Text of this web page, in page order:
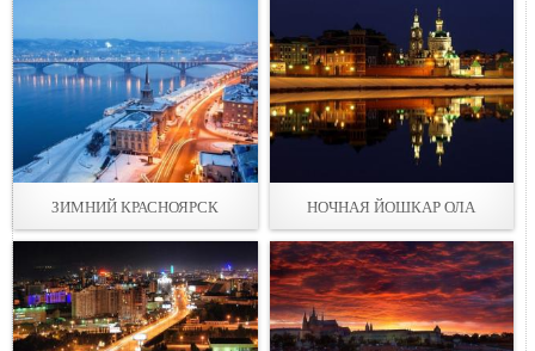
ЗИМНИЙ КРАСНОЯРСК НОЧНАЯ ЙОШКАР ОЛА